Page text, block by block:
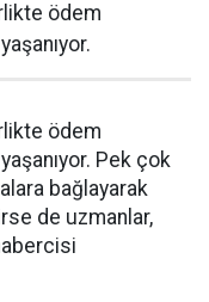
ödem
ödem
Pek çok
bağlayarak
de uzmanlar,